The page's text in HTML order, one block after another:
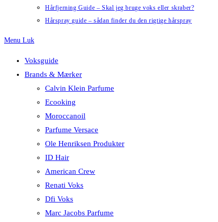
Hårfjerning Guide – Skal jeg bruge voks eller skraber?
Hårspray guide – sådan finder du den rigtige hårspray
Menu Luk
Voksguide
Brands & Mærker
Calvin Klein Parfume
Ecooking
Moroccanoil
Parfume Versace
Ole Henriksen Produkter
ID Hair
American Crew
Renati Voks
Dfi Voks
Marc Jacobs Parfume